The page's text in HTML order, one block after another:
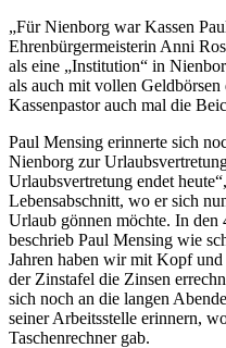
„Für Nienborg war Kassen
Ehrenbürgermeisterin Anni
als eine „Institution“ in
als auch mit vollen
Kassenpastor auch mal die
Paul Mensing erinnerte sich
Nienborg zur
Urlaubsvertretung endet
Lebensabschnitt, wo er sich
Urlaub gönnen möchte. In den
beschrieb Paul Mensing wie
Jahren haben wir mit Kopf
der Zinstafel die Zinsen
sich noch an die langen
seiner Arbeitsstelle erinnern,
Taschenrechner gab.